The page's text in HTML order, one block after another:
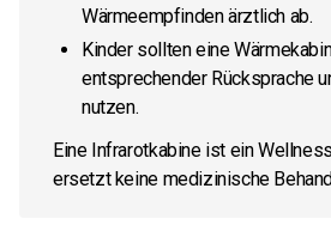
Wärmeempfinden ärztlich ab.
Kinder sollten eine
entsprechender Rücksprache
nutzen.
Eine Infrarotkabine ist ein
ersetzt keine medizinische